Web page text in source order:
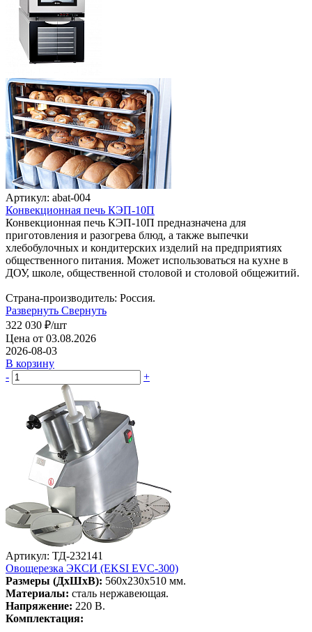
Артикул: abat-004
Конвекционная печь КЭП-10П
Конвекционная печь КЭП-10П предназначена для
приготовления и разогрева блюд, а также выпечки
хлебобулочных и кондитерских изделий на предприятиях
общественного питания. Может использоваться на кухне в
ДОУ, школе, общественной столовой и столовой общежитий.
Страна-производитель: Россия.
Развернуть Свернуть
322 030 ₽/шт
Цена от 03.08.2026
2026-08-03
В корзину
-
+
Артикул: ТД-232141
Овощерезка ЭКСИ (EKSI EVC-300)
Размеры (ДхШхВ): 560х230х510 мм.
Материалы: сталь нержавеющая.
Напряжение: 220 В.
Комплектация: